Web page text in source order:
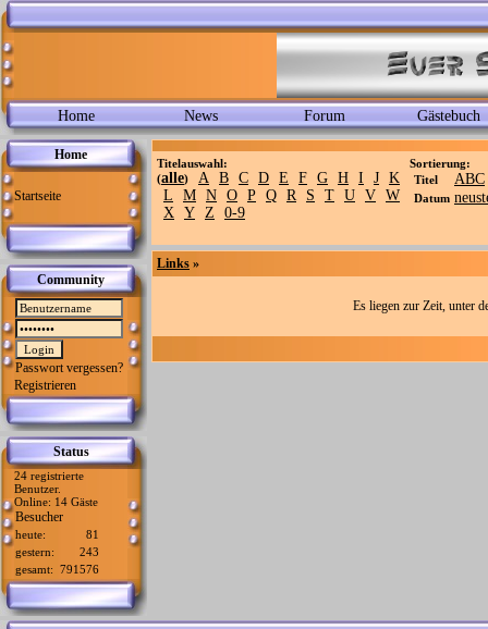
Home News Forum Gästebuch
Home
Startseite
Community
Passwort vergessen?
Registrieren
Status
24 registrierte
Benutzer.
Online: 14 Gäste
Besucher
heute:
81
gestern:
243
gesamt: 791576
Titelauswahl:
(alle) A B C D E F G H I J K
L
M N O P Q R S T U V W
X Y Z 0-9
Sortierung:
Titel
ABC
Datum
Links »
Es liegen zur Zeit, unter